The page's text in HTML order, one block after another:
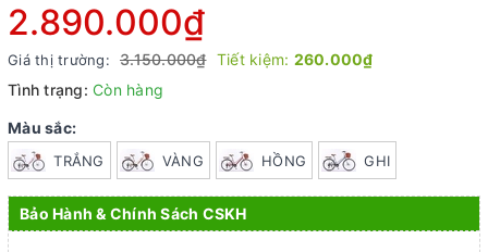
2.890.000₫
Giá thị trường: 3.150.000₫ Tiết kiệm: 260.000₫
Tình trạng: Còn hàng
Màu sắc:
TRẮNG VÀNG HỒNG GHI
Bảo Hành & Chính Sách CSKH